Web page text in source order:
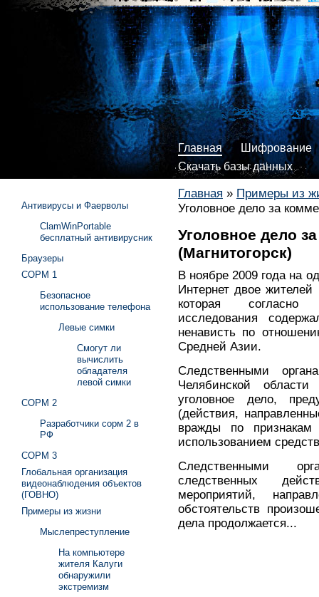
Главная
Шифрование
Скачать базы данных
Главная » Примеры из
Уголовное дело за
Уголовное дело
(Магнитогорск)
В ноябре 2009 года на
Интернет двое жителей
которая согласно
исследования
ненависть по
Средней Азии.
Следственными
Челябинской
уголовное дело,
(действия,
вражды по признакам
использованием
Следственными
следственных
мероприятий,
обстоятельств
дела продолжается...
Антивирусы и Фаерволы
ClamWinPortable
бесплатный антивирусник
Браузеры
СОРМ 1
Безопасное
использование телефона
Левые симки
Смогут ли
вычислить
обладателя
левой симки
СОРМ 2
Разработчики сорм 2 в
РФ
СОРМ 3
Глобальная организация
видеонаблюдения объектов
(ГОВНО)
Примеры из жизни
Мыслепреступление
На компьютере
жителя Калуги
обнаружили
экстремизм